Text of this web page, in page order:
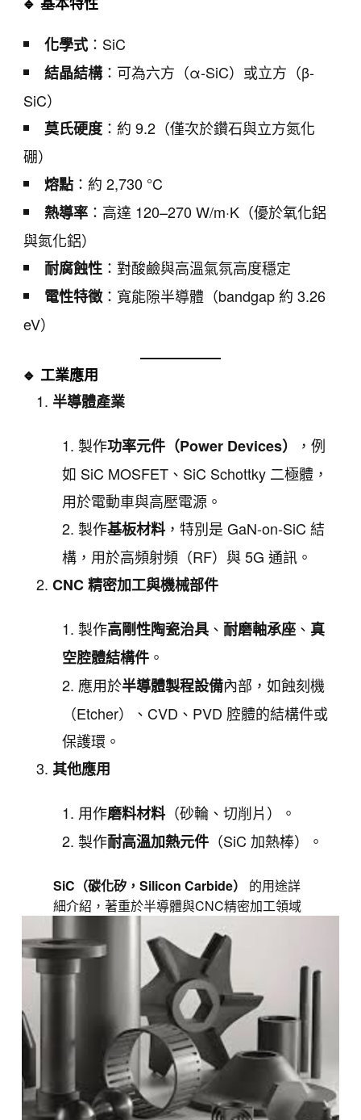
🔹 基本特性
化學式：SiC
結晶結構：可為六方（α-SiC）或立方（β-
SiC）
莫氏硬度 ：約 9.2（僅次於鑽石與立方氮化
硼）
熔點 ：約 2,730 °C
熱導率 ：高達 120–270 W/m·K（優於氧化鋁
與氮化鋁）
耐腐蝕性 ：對酸鹼與高溫氣氛高度穩定
電性特徵：寬能隙半導體（bandgap 約 3.26
eV）
🔹 工業應用
半導體產業
製作功率元件（Power Devices）
，例
如 SiC MOSFET、SiC Schottky 二極體，
用於電動車與高壓電源。
製作基板材料，特別是 GaN-on-SiC 結
構，用於高頻射頻（RF）與 5G 通訊。
CNC 精密加工與機械部件
製作高剛性陶瓷治具 、耐磨軸承座 、 真
空腔體結構件 。
應用於半導體製程設備內部，如蝕刻機
（Etcher）、CVD、PVD 腔體的結構件或
保護環。
其他應用
用作磨料材料（砂輪、切削片）。
製作耐高溫加熱元件 （SiC 加熱棒）。
SiC（碳化矽，Silicon Carbide）
的用途詳
細介紹，著重於半導體與CNC精密加工領域